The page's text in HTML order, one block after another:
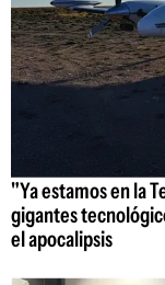
"Ya estamos en la
gigantes
el apocalipsis